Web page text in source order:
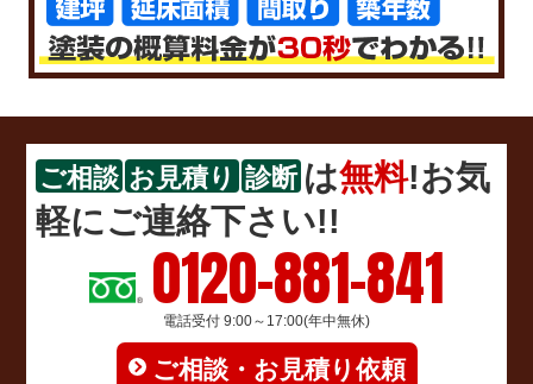
ご相談 お見積り 診断 は無料!お気
軽にご連絡下さい!!
0120-881-841
電話受付 9:00～17:00(年中無休)
ご相談・お見積り依頼